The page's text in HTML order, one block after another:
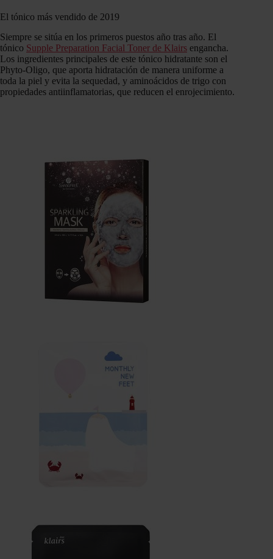
El tónico más vendido de 2019
Siempre se sitúa en los primeros puestos año tras año. El
tónico Supple Preparation Facial Toner de Klairs engancha.
Los ingredientes principales de este tónico hidratante son el
Phyto-Oligo, que aporta hidratación de manera uniforme a
toda la piel y evita la sequedad, y aminoácidos de trigo con
propiedades antiinflamatorias, que reducen el enrojecimiento.